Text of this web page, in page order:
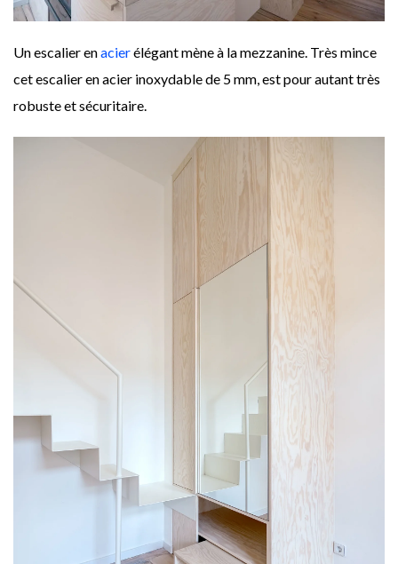
Un escalier enacierélégant mène à la mezzanine. Très mince
cet escalier en acier inoxydable de 5 mm, est pour autant très
robuste et sécuritaire.